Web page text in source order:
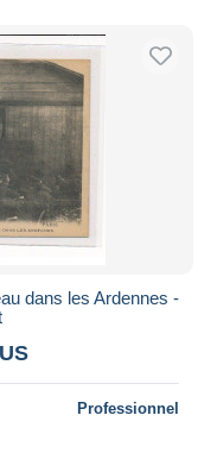
dans les Ardennes -
Professionnel